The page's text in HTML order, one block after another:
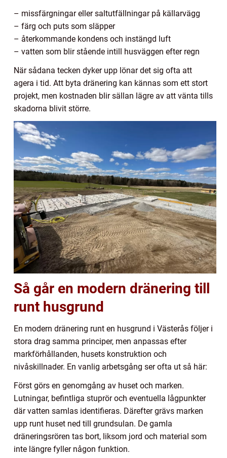
– missfärgningar eller saltutfällningar på källarvägg
– färg och puts som släpper
– återkommande kondens och instängd luft
– vatten som blir stående intill husväggen efter regn
När sådana tecken dyker upp lönar det sig ofta att
agera i tid. Att byta dränering kan kännas som ett stort
projekt, men kostnaden blir sällan lägre av att vänta tills
skadorna blivit större.
Så går en modern dränering till
runt husgrund
En modern dränering runt en husgrund i Västerås följer i
stora drag samma principer, men anpassas efter
markförhållanden, husets konstruktion och
nivåskillnader. En vanlig arbetsgång ser ofta ut så här:
Först görs en genomgång av huset och marken.
Lutningar, befintliga stuprör och eventuella lågpunkter
där vatten samlas identifieras. Därefter grävs marken
upp runt huset ned till grundsulan. De gamla
dräneringsrören tas bort, liksom jord och material som
inte längre fyller någon funktion.